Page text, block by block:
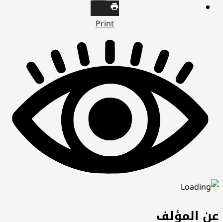
Print
عن المؤلف